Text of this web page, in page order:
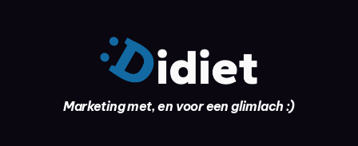
Marketing met, en voor een glimlach :)